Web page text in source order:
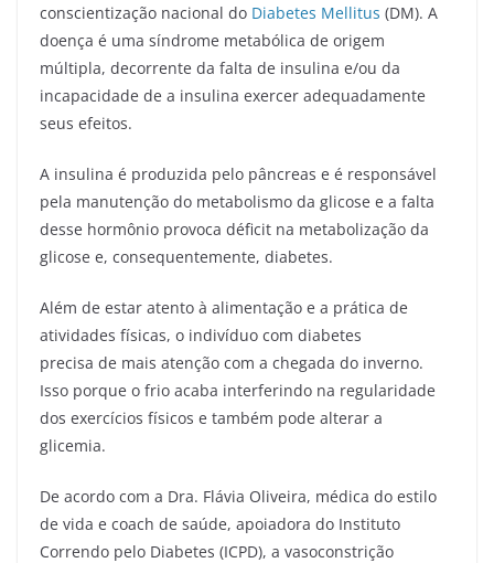
conscientização nacional do Diabetes Mellitus (DM). A
doença é uma síndrome metabólica de origem
múltipla, decorrente da falta de insulina e/ou da
incapacidade de a insulina exercer adequadamente
seus efeitos.
A insulina é produzida pelo pâncreas e é responsável
pela manutenção do metabolismo da glicose e a falta
desse hormônio provoca déficit na metabolização da
glicose e, consequentemente, diabetes.
Além de estar atento à alimentação e a prática de
atividades físicas, o indivíduo com diabetes
precisa de mais atenção com a chegada do inverno.
Isso porque o frio acaba interferindo na regularidade
dos exercícios físicos e também pode alterar a
glicemia.
De acordo com a Dra. Flávia Oliveira, médica do estilo
de vida e coach de saúde, apoiadora do Instituto
Correndo pelo Diabetes (ICPD), a vasoconstrição